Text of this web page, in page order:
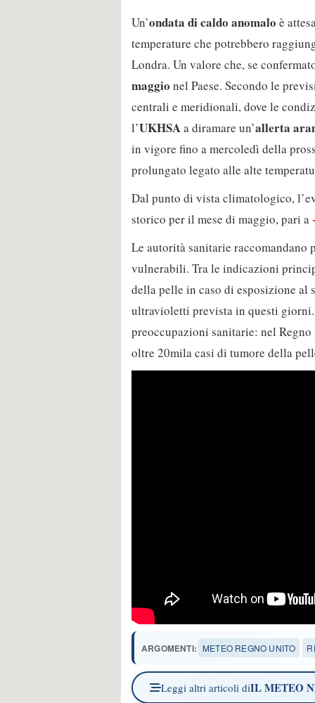
Un’ondata di caldo anomalo è
temperature che potrebbero
Londra. Un valore che, se
maggio nel Paese. Secondo le
centrali e meridionali, dove le
l’UKHSAa diramare un’allerta
in vigore fino a mercoledì della
prolungato legato alle alte
Dal punto di vista climatologico,
storico per il mese di maggio, pari a
Le autorità sanitarie raccomandano
vulnerabili. Tra le indicazioni
della pelle in caso di esposizione al
ultravioletti prevista in questi
preoccupazioni sanitarie: nel
oltre 20mila casi di tumore della
ARGOMENTI: METEO REGNO UNITO
Leggi altri articoli diIL METEO